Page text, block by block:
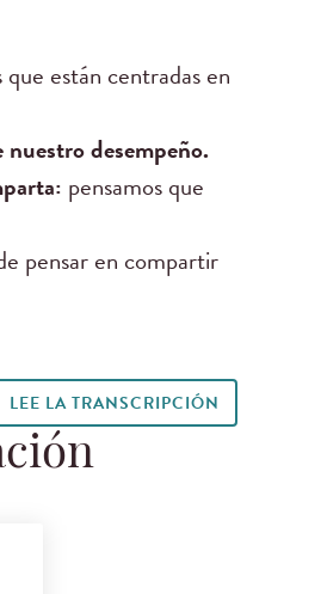
están centradas en
desempeño.
pensamos que
pensar en compartir
LEE LA TRANSCRIPCIÓN